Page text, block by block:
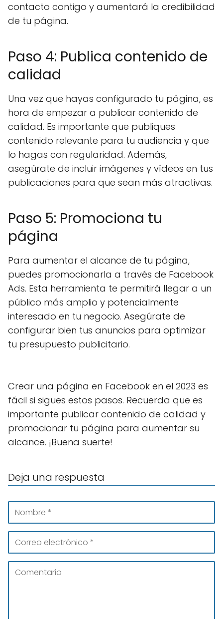
contacto contigo y aumentará la credibilidad
de tu página.
Paso 4: Publica contenido de
calidad
Una vez que hayas configurado tu página, es
hora de empezar a publicar contenido de
calidad. Es importante que publiques
contenido relevante para tu audiencia y que
lo hagas con regularidad. Además,
asegúrate de incluir imágenes y vídeos en tus
publicaciones para que sean más atractivas.
Paso 5: Promociona tu
página
Para aumentar el alcance de tu página,
puedes promocionarla a través de Facebook
Ads. Esta herramienta te permitirá llegar a un
público más amplio y potencialmente
interesado en tu negocio. Asegúrate de
configurar bien tus anuncios para optimizar
tu presupuesto publicitario.
Crear una página en Facebook en el 2023 es
fácil si sigues estos pasos. Recuerda que es
importante publicar contenido de calidad y
promocionar tu página para aumentar su
alcance. ¡Buena suerte!
Deja una respuesta